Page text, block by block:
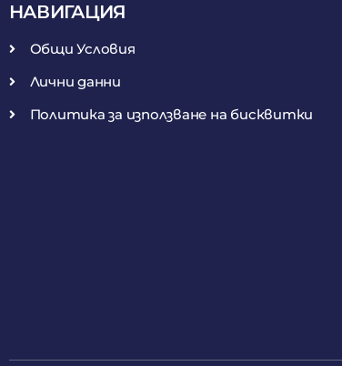
НАВИГАЦИЯ
Общи Условия
Лични данни
Политика за използване на бисквитки